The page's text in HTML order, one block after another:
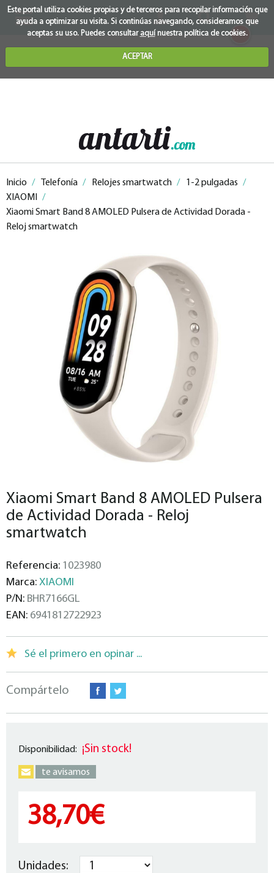
Este portal utiliza cookies propias y de terceros para recopilar información que
ayuda a optimizar su visita. Si continúas navegando, consideramos que
aceptas su uso. Puedes consultar aquínuestra política de cookies.
ACEPTAR
0
Inicio / Telefonía / Relojes smartwatch / 1-2 pulgadas /
XIAOMI
/
Xiaomi Smart Band 8 AMOLED Pulsera de Actividad Dorada -
Reloj smartwatch
Xiaomi Smart Band 8 AMOLED Pulsera
de Actividad Dorada - Reloj
smartwatch
Referencia: 1023980
Marca: XIAOMI
P/N: BHR7166GL
EAN: 6941812722923
Sé el primero en opinar ...
Compártelo
Disponibilidad: ¡Sin stock!
te avisamos
38,70€
Unidades: